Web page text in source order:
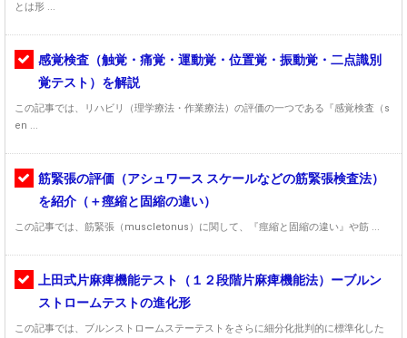
とは形 ...
感覚検査（触覚・痛覚・運動覚・位置覚・振動覚・二点識別
覚テスト）を解説
この記事では、リハビリ（理学療法・作業療法）の評価の一つである『感覚検査（s
en ...
筋緊張の評価（アシュワース スケールなどの筋緊張検査法）
を紹介（＋痙縮と固縮の違い）
この記事では、筋緊張（muscletonus）に関して、『痙縮と固縮の違い』や筋 ...
上田式片麻痺機能テスト（１２段階片麻痺機能法）ーブルン
ストロームテストの進化形
この記事では、ブルンストロームステーテストをさらに細分化批判的に標準化した